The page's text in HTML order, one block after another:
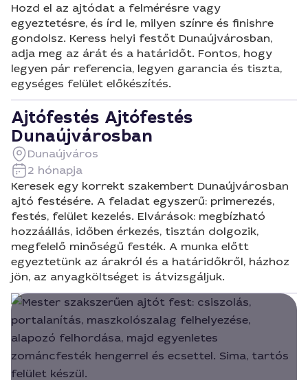
Hozd el az ajtódat a felmérésre vagy
egyeztetésre, és írd le, milyen színre és finishre
gondolsz. Keress helyi festőt Dunaújvárosban,
adja meg az árát és a határidőt. Fontos, hogy
legyen pár referencia, legyen garancia és tiszta,
egységes felület előkészítés.
Ajtófestés Ajtófestés
Dunaújvárosban
Dunaújváros
2 hónapja
Keresek egy korrekt szakembert Dunaújvárosban
ajtó festésére. A feladat egyszerű: primerezés,
festés, felület kezelés. Elvárások: megbízható
hozzáállás, időben érkezés, tisztán dolgozik,
megfelelő minőségű festék. A munka előtt
egyeztetünk az árakról és a határidőkről, házhoz
jön, az anyagköltséget is átvizsgáljuk.